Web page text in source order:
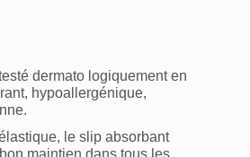
dermato logiquement en
hypoallergénique,
le slip absorbant
maintien dans tous les